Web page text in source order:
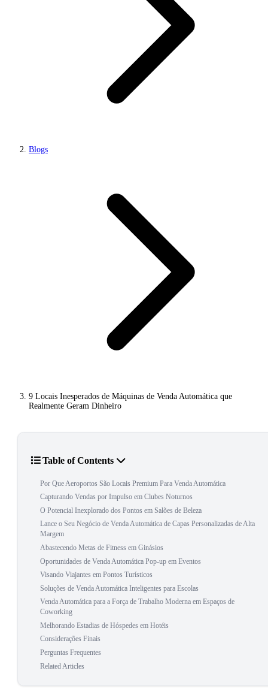
Blogs
9 Locais Inesperados de Máquinas de Venda Automática que
Realmente Geram Dinheiro
Table of Contents
Por Que Aeroportos São Locais Premium Para Venda Automática
Capturando Vendas por Impulso em Clubes Noturnos
O Potencial Inexplorado dos Pontos em Salões de Beleza
Lance o Seu Negócio de Venda Automática de Capas Personalizadas de Alta
Margem
Abastecendo Metas de Fitness em Ginásios
Oportunidades de Venda Automática Pop-up em Eventos
Visando Viajantes em Pontos Turísticos
Soluções de Venda Automática Inteligentes para Escolas
Venda Automática para a Força de Trabalho Moderna em Espaços de
Coworking
Melhorando Estadias de Hóspedes em Hotéis
Considerações Finais
Perguntas Frequentes
Related Articles